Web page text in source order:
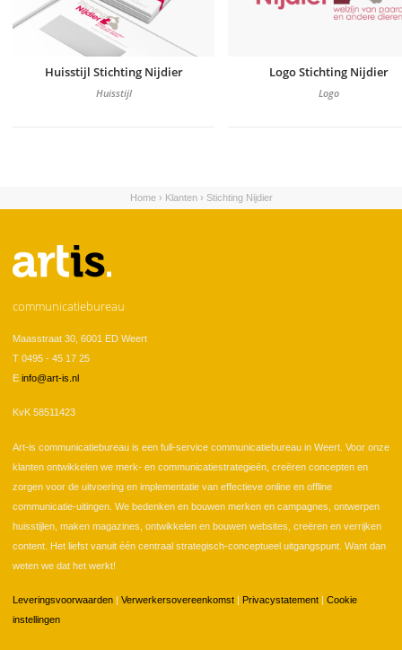
Huisstijl Stichting Nijdier
Huisstijl
Logo Stichting Nijdier
Logo
U bent hier
Home› Klanten› Stichting Nijdier
communicatiebureau
Maasstraat 30, 6001 ED Weert
T 0495 - 45 17 25
E info@art-is.nl
KvK 58511423
Art-is communicatiebureau is een full-service communicatiebureau in Weert. Voor onze
klanten ontwikkelen we merk- en communicatiestrategieën, creëren concepten en
zorgen voor de uitvoering en implementatie van effectieve online en offline
communicatie-uitingen. We bedenken en bouwen merken en campagnes, ontwerpen
huisstijlen, maken magazines, ontwikkelen en bouwen websites, creëren en verrijken
content. Het liefst vanuit één centraal strategisch-conceptueel uitgangspunt. Want dan
weten we dat het werkt!
Leveringsvoorwaarden | Verwerkersovereenkomst | Privacystatement | Cookie
instellingen